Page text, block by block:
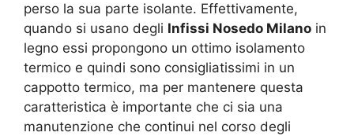
perso la sua parte isolante. Effettivamente,
quando si usano degli Infissi Nosedo Milano in
legno essi propongono un ottimo isolamento
termico e quindi sono consigliatissimi in un
cappotto termico, ma per mantenere questa
caratteristica è importante che ci sia una
manutenzione che continui nel corso degli